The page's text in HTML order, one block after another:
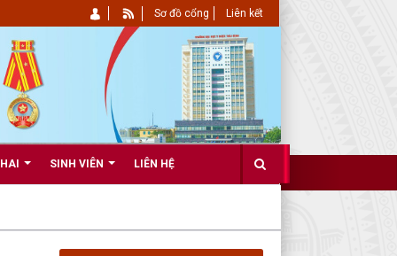
SINH VIÊN LIÊN HỆ
Sơ đồ cổng Liên kết